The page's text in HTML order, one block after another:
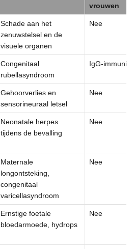
vrouwen
Schade aan het
zenuwstelsel en de
visuele organen
Nee
Congenitaal
rubellasyndroom
IgG-
Gehoorverlies en
sensorineuraal letsel
Nee
Neonatale herpes
tijdens de bevalling
Nee
Maternale
longontsteking,
congenitaal
varicellasyndroom
Nee
Ernstige foetale
bloedarmoede, hydrops
Nee